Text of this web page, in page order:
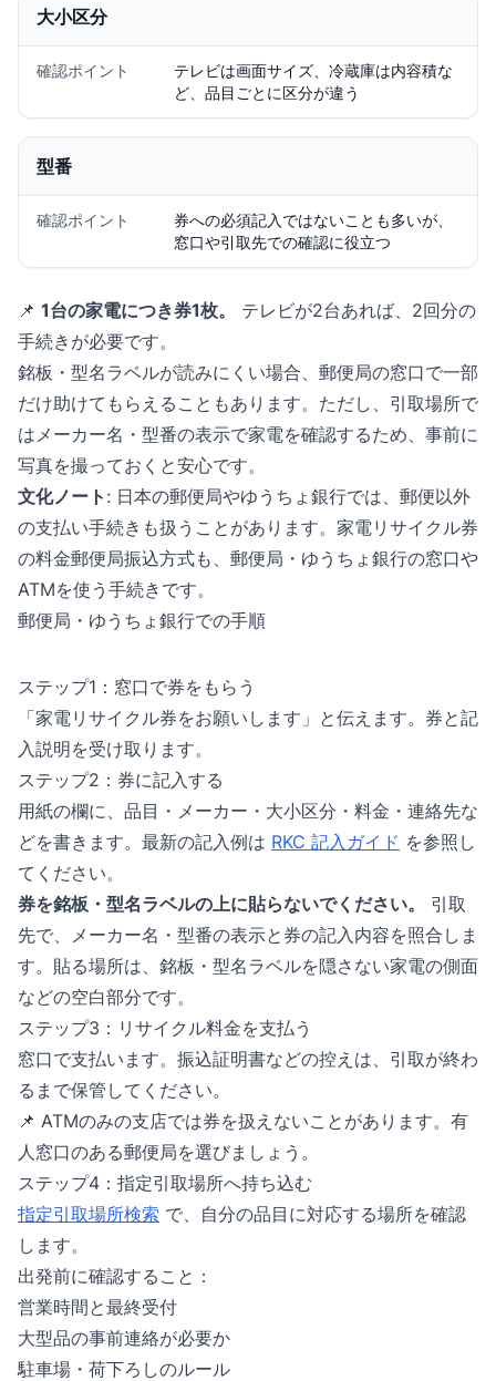
大小区分
確認ポイント
テレビは画面サイズ、冷蔵庫は内容積な
ど、品目ごとに区分が違う
型番
確認ポイント
券への必須記入ではないことも多いが、
窓口や引取先での確認に役立つ
📌 1台の家電につき券1枚。​
テレビが2台あれば、2回分の
手続きが必要です。
銘板・型名ラベルが読みにくい場合、郵便局の窓口で一部
だけ助けてもらえることもあります。ただし、引取場所で
はメーカー名・型番の表示で家電を確認するため、事前に
写真を撮っておくと安心です。
文化ノート : 日本の郵便局やゆうちょ銀行では、郵便以外
の支払い手続きも扱うことがあります。家電リサイクル券
の料金郵便局振込方式も、郵便局・ゆうちょ銀行の窓口や
ATMを使う手続きです。
郵便局・ゆうちょ銀行での手順
ステップ1：窓口で券をもらう
「家電リサイクル券をお願いします」と伝えます。券と記
入説明を受け取ります。
ステップ2：券に記入する
用紙の欄に、品目・メーカー・大小区分・料金・連絡先な
どを書きます。最新の記入例は RKC 記入ガイド を参照し
てください。
券を銘板・型名ラベルの上に貼らないでください。​
引取
先で、メーカー名・型番の表示と券の記入内容を照合しま
す。貼る場所は、銘板・型名ラベルを隠さない家電の側面
などの空白部分です。
ステップ3：リサイクル料金を支払う
窓口で支払います。振込証明書などの控えは、引取が終わ
るまで保管してください。
📌 ATMのみの支店では券を扱えないことがあります。有
人窓口のある郵便局を選びましょう。
ステップ4：指定引取場所へ持ち込む
指定引取場所検索 で、自分の品目に対応する場所を確認
します。
出発前に確認すること：
営業時間と最終受付
大型品の事前連絡が必要か
駐車場・荷下ろしのルール